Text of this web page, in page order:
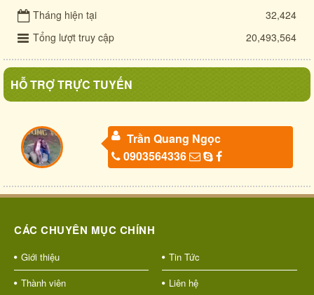
Tháng hiện tại
32,424
Tổng lượt truy cập
20,493,564
HỖ TRỢ TRỰC TUYẾN
Trần Quang Ngọc
0903564336
CÁC CHUYÊN MỤC CHÍNH
Giới thiệu
Tin Tức
Thành viên
Liên hệ